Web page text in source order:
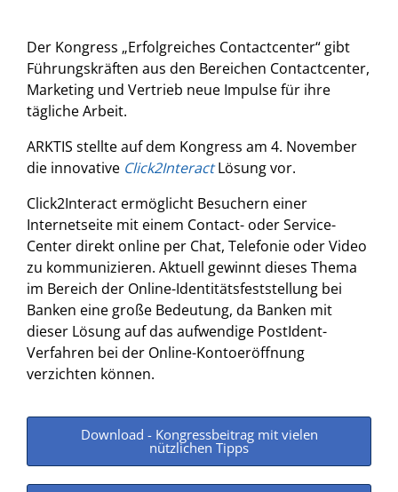
Der Kongress „Erfolgreiches Contactcenter“ gibt
Führungskräften aus den Bereichen Contactcenter,
Marketing und Vertrieb neue Impulse für ihre
tägliche Arbeit.
ARKTIS stellte auf dem Kongress am 4. November
die innovative Click2InteractLösung vor.
Click2Interact ermöglicht Besuchern einer
Internetseite mit einem Contact- oder Service-
Center direkt online per Chat, Telefonie oder Video
zu kommunizieren. Aktuell gewinnt dieses Thema
im Bereich der Online-Identitätsfeststellung bei
Banken eine große Bedeutung, da Banken mit
dieser Lösung auf das aufwendige PostIdent-
Verfahren bei der Online-Kontoeröffnung
verzichten können.
Download - Kongressbeitrag mit vielen
nützlichen Tipps